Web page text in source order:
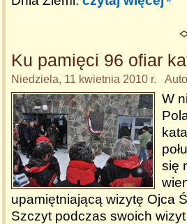
Ku pamięci 96 ofiar
Niedziela, 11 kwietnia 2010 r.
W
się
upamiętniającą wizytę Ojca
Szczyt podczas swoich